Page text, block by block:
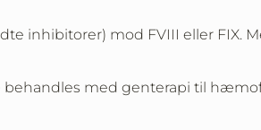
inhibitorer) mod FVIII eller FIX.
behandles med genterapi til